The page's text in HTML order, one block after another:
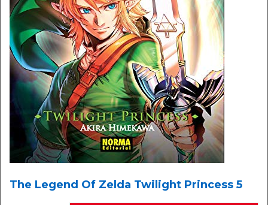
The Legend Of Zelda Twilight Princess 5